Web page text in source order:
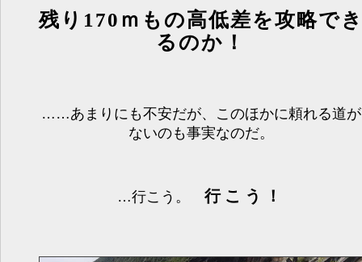
残り170ｍもの高低差を攻略で
るのか！
……あまりにも不安だが、このほかに頼れる道が
ないのも事実なのだ。
…行こう。 行こう！